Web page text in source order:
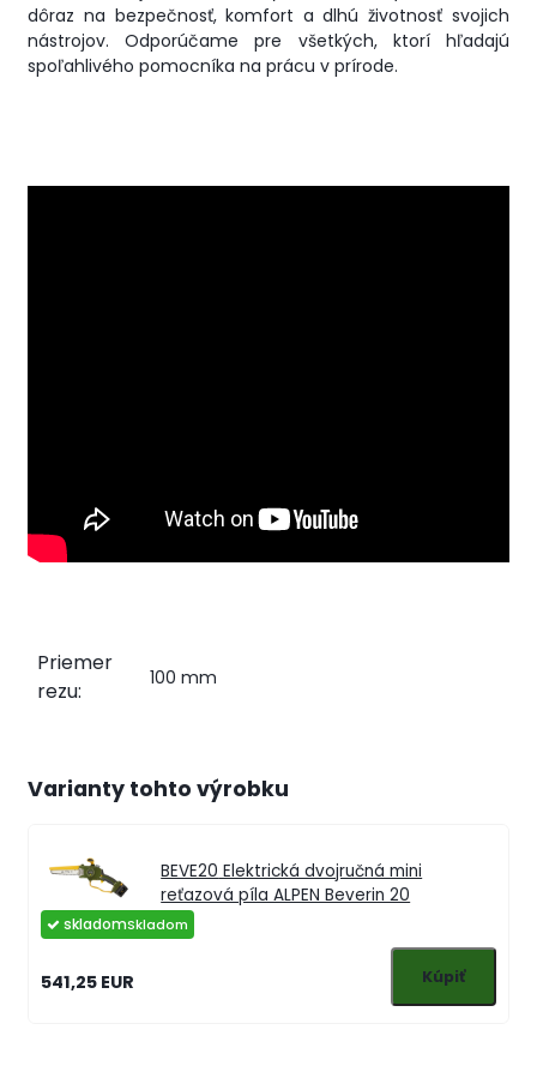
dôraz na bezpečnosť, komfort a dlhú životnosť svojich
nástrojov. Odporúčame pre všetkých, ktorí hľadajú
spoľahlivého pomocníka na prácu v prírode.
Priemer
rezu:
100 mm
Varianty tohto výrobku
BEVE20 Elektrická dvojručná mini
reťazová píla ALPEN Beverin 20
skladom
541,25 EUR